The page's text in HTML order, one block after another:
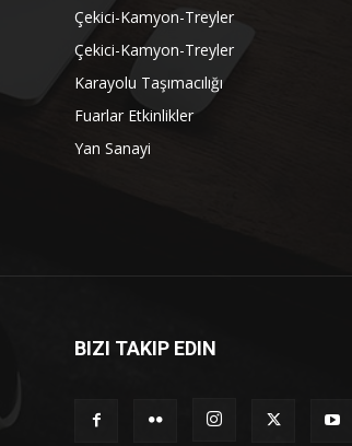
Çekici-Kamyon-Treyler
Çekici-Kamyon-Treyler
Karayolu Taşımacılığı
Fuarlar Etkinlikler
Yan Sanayi
BIZI TAKIP EDIN